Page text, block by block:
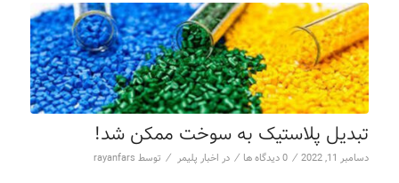
تبدیل پلاستیک به سوخت ممکن شد!
دسامبر 11, 2022 / 0 دیدگاه ها / در اخبار پلیمر / توسط rayanfars